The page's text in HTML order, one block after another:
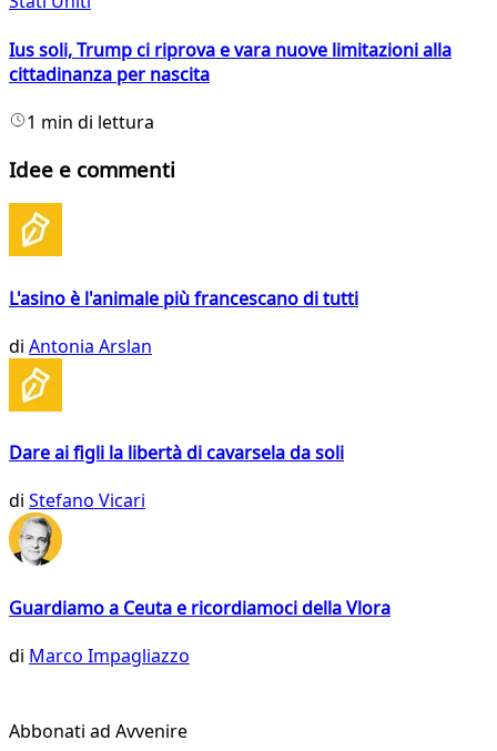
Ius soli, Trump ci riprova e vara nuove limitazioni alla
cittadinanza per nascita
1 min di lettura
Idee e commenti
L'asino è l'animale più francescano di tutti
di Antonia Arslan
Dare ai figli la libertà di cavarsela da soli
di Stefano Vicari
Guardiamo a Ceuta e ricordiamoci della Vlora
di Marco Impagliazzo
Abbonati ad Avvenire